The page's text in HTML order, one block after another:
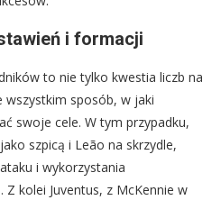
i formacji
to nie tylko kwestia liczb na
wszystkim sposób, w jaki
swoje cele. W tym przypadku,
szpicą i Leão na skrzydle,
i wykorzystania
kolei Juventus, z McKennie w